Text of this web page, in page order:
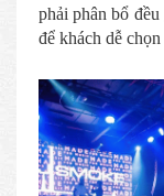
phải phân bổ
để khách dễ